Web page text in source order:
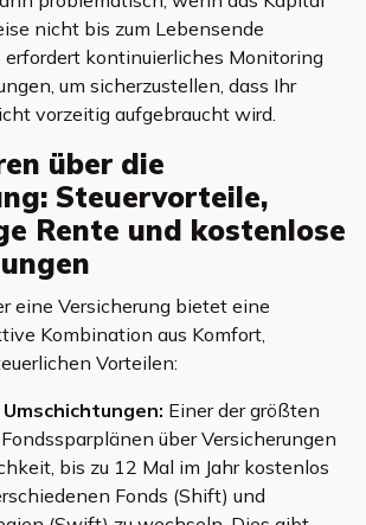
nicht bis zum Lebensende
erfordert kontinuierliches Monitoring
um sicherzustellen, dass Ihr
vorzeitig aufgebraucht wird.
über die
Steuervorteile,
Rente und kostenlose
eine Versicherung bietet eine
Kombination aus Komfort,
Vorteilen:
Einer der größten
über Versicherungen
bis zu 12 Mal im Jahr kostenlos
Fonds (Shift) und